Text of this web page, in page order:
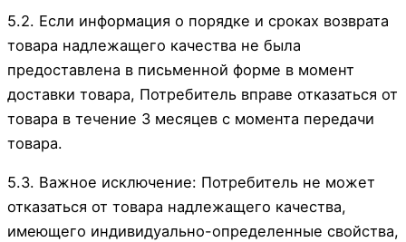
5.2. Если информация о порядке и сроках возврата
товара надлежащего качества не была
предоставлена в письменной форме в момент
доставки товара, Потребитель вправе отказаться от
товара в течение 3 месяцев с момента передачи
товара.
5.3. Важное исключение: Потребитель не может
отказаться от товара надлежащего качества,
имеющего индивидуально-определенные свойства,